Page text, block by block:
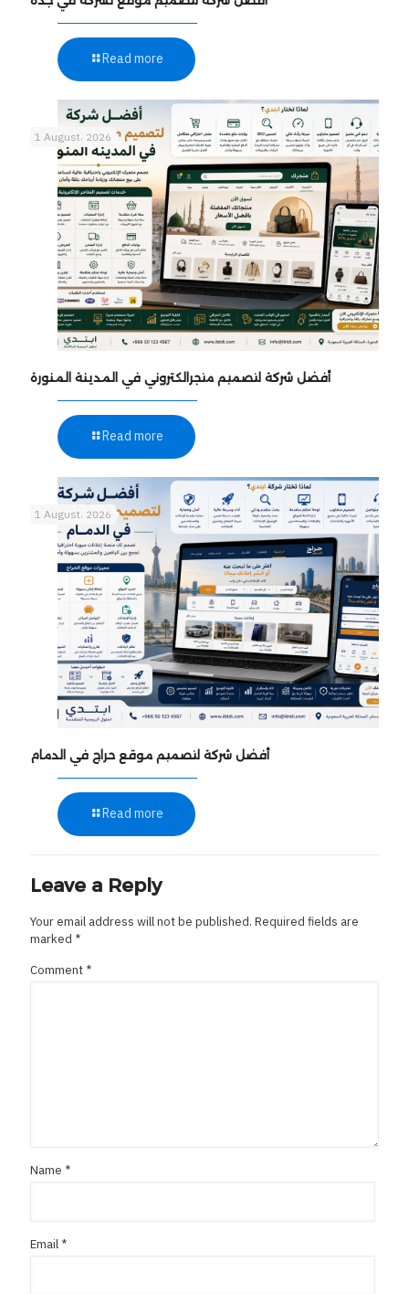
Read more
1 August، 2026
أفضل شركة لتصميم متجرالكتروني في المدينة المنورة
Read more
1 August، 2026
أفضل شركة لتصميم موقع حراج في الدمام
Read more
Leave a Reply
Your email address will not be published. Required fields are
marked *
Comment *
Name *
Email *